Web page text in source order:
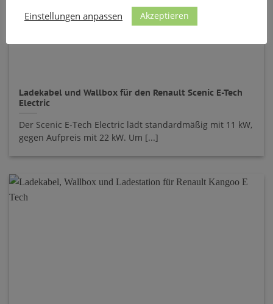
Ladekabel und Wallbox für den Renault Scenic E-Tech
Electric
Der Scenic E-Tech Electric lädt standardmäßig mit 11 kW,
gegen Aufpreis mit 22 kW. Um [...]
Einstellungen anpassen
Akzeptieren